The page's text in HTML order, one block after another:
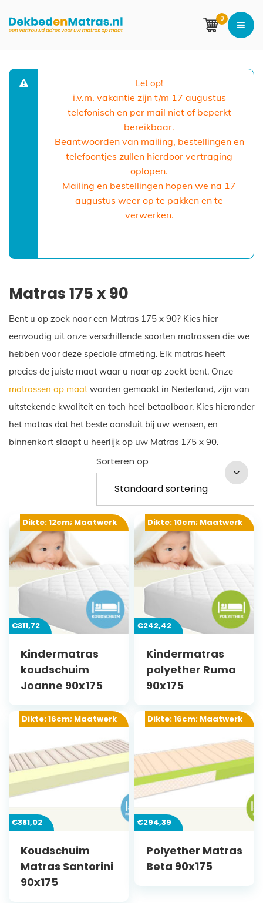
0
Let op!
i.v.m. vakantie zijn t/m 17 augustus
telefonisch en per mail niet of beperkt
bereikbaar.
Beantwoorden van mailing, bestellingen en
telefoontjes zullen hierdoor vertraging
oplopen.
Mailing en bestellingen hopen we na 17
augustus weer op te pakken en te
verwerken.
Matras 175 x 90
Bent u op zoek naar een Matras 175 x 90? Kies hier
eenvoudig uit onze verschillende soorten matrassen die we
hebben voor deze speciale afmeting. Elk matras heeft
precies de juiste maat waar u naar op zoekt bent. Onze
matrassen op maat worden gemaakt in Nederland, zijn van
uitstekende kwaliteit en toch heel betaalbaar. Kies hieronder
het matras dat het beste aansluit bij uw wensen, en
binnenkort slaapt u heerlijk op uw Matras 175 x 90.
Sorteren op
Dikte: 12cm; Maatwerk
€311,72
Kindermatras
koudschuim
Joanne 90x175
Dikte: 10cm; Maatwerk
€242,42
Kindermatras
polyether Ruma
90x175
Dikte: 16cm; Maatwerk
€381,02
Koudschuim
Matras Santorini
90x175
Dikte: 16cm; Maatwerk
€294,39
Polyether Matras
Beta 90x175